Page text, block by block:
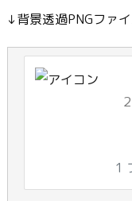
↓背景透過PNGファイ
1